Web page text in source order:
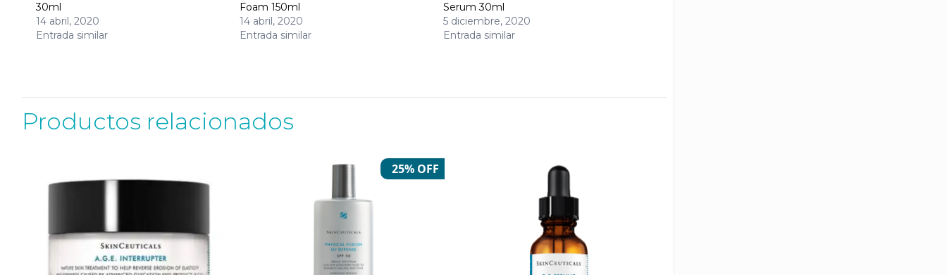
30ml
14 abril, 2020
Entrada similar
Foam 150ml
14 abril, 2020
Entrada similar
Serum 30ml
5 diciembre, 2020
Entrada similar
Productos relacionados
25% OFF